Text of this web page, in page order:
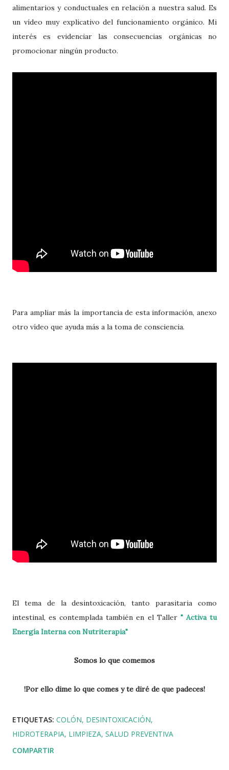
alimentarios y conductuales en relación a nuestra salud. Es
un vídeo muy explicativo del funcionamiento orgánico. Mi
interés es evidenciar las consecuencias orgánicas no
promocionar ningún producto.
Para ampliar más la importancia de esta información, anexo
otro vídeo que ayuda más a la toma de consciencia.
El tema de la desintoxicación, tanto parasitaria como
intestinal, es contemplada también en el Taller " Activa tu
Energía Interna con Nutriterapia"
Somos lo que comemos
!Por ello dime lo que comes y te diré de que padeces!
ETIQUETAS: COLÓN DESINTOXICACIÓN
HIDROTERAPIA LIMPIEZA SALUD PREVENTIVA
COMPARTIR